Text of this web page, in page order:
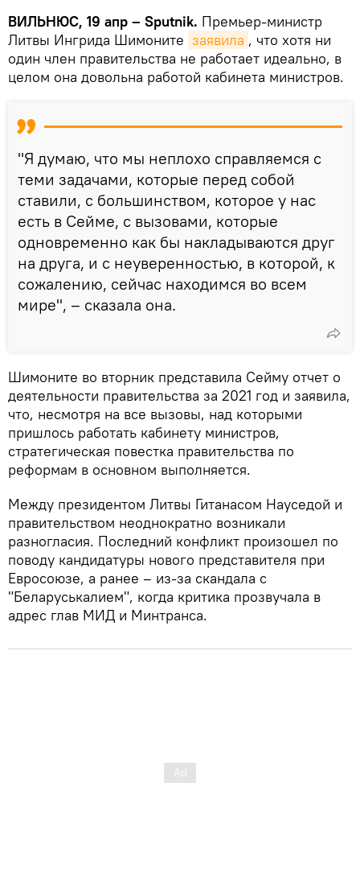
ВИЛЬНЮС, 19 апр – Sputnik. Премьер-министр
Литвы Ингрида Шимоните заявила , что хотя ни
один член правительства не работает идеально, в
целом она довольна работой кабинета министров.
"Я думаю, что мы неплохо справляемся с
теми задачами, которые перед собой
ставили, с большинством, которое у нас
есть в Сейме, с вызовами, которые
одновременно как бы накладываются друг
на друга, и с неуверенностью, в которой, к
сожалению, сейчас находимся во всем
мире", – сказала она.
Шимоните во вторник представила Сейму отчет о
деятельности правительства за 2021 год и заявила,
что, несмотря на все вызовы, над которыми
пришлось работать кабинету министров,
стратегическая повестка правительства по
реформам в основном выполняется.
Между президентом Литвы Гитанасом Науседой и
правительством неоднократно возникали
разногласия. Последний конфликт произошел по
поводу кандидатуры нового представителя при
Евросоюзе, а ранее – из-за скандала с
"Беларуськалием", когда критика прозвучала в
адрес глав МИД и Минтранса.